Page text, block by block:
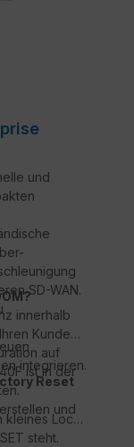
und
SD-WAN.
integrieren.
innerhalb
Kunden
auf
ist in der
und
Reset
kleines Loch,
steht.